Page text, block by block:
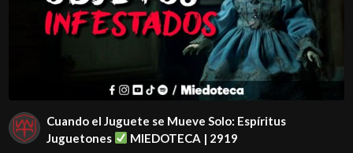
Cuando el Juguete se Mueve Solo: Espíritus
Juguetones
MIEDOTECA | 2919